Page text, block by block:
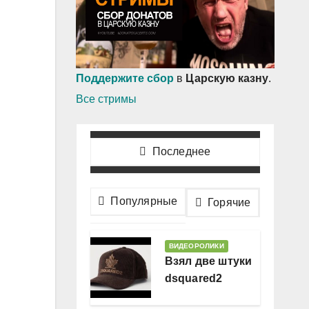
Поддержите сбор в Царскую казну.
Все стримы
Последнее
Популярные Горячие
ВИДЕОРОЛИКИ
Взял две штуки
dsquared2